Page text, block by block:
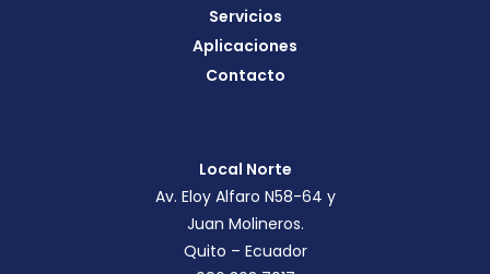
Servicios
Aplicaciones
Contacto
Local Norte
Av. Eloy Alfaro N58-64 y
Juan Molineros.
Quito – Ecuador